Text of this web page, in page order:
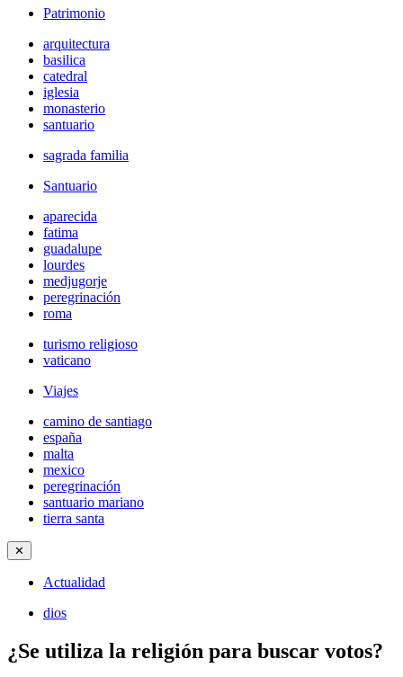
Patrimonio
arquitectura
basilica
catedral
iglesia
monasterio
santuario
sagrada familia
Santuario
aparecida
fatima
guadalupe
lourdes
medjugorje
peregrinación
roma
turismo religioso
vaticano
Viajes
camino de santiago
españa
malta
mexico
peregrinación
santuario mariano
tierra santa
✕
Actualidad
dios
¿Se utiliza la religión para buscar votos?